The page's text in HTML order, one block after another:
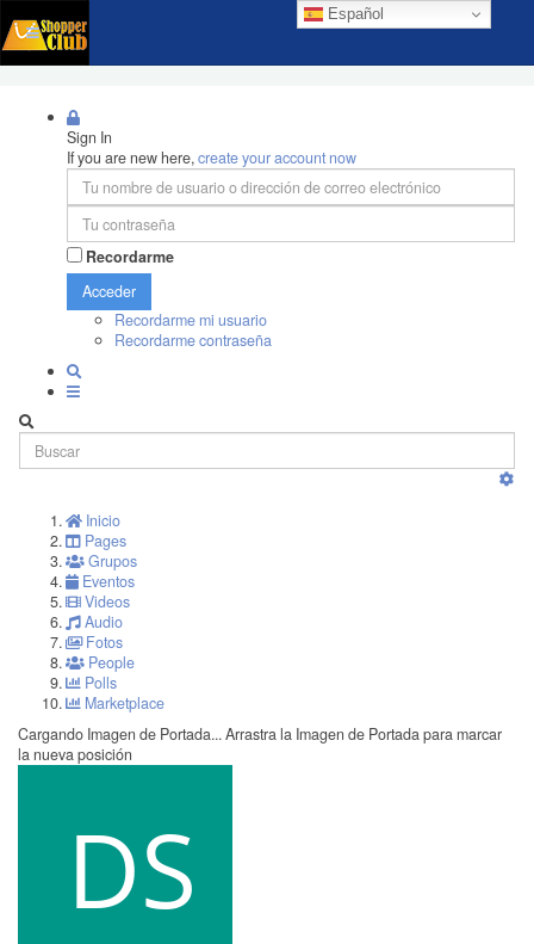
Español
Sign In
If you are new here,create your account now
Recordarme
Acceder
Recordarme mi usuario
Recordarme contraseña
Inicio
Pages
Grupos
Eventos
Videos
Audio
Fotos
People
Polls
Marketplace
Cargando Imagen de Portada... Arrastra la Imagen de Portada para marcar
la nueva posición